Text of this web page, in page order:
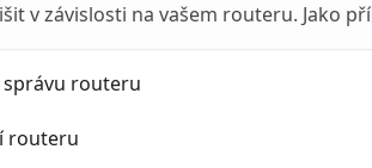
v závislosti na vašem routeru. Jako
routeru
routeru